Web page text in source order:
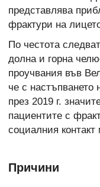
представлява
фрактури на
По честота
долна и горна
проучвания във
че с настъпването
през 2019 г.
пациентите с
социалния
Причини